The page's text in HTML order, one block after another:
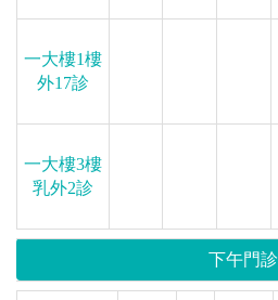
一大樓1樓
外17診
一大樓3樓
乳外2診
下午門診